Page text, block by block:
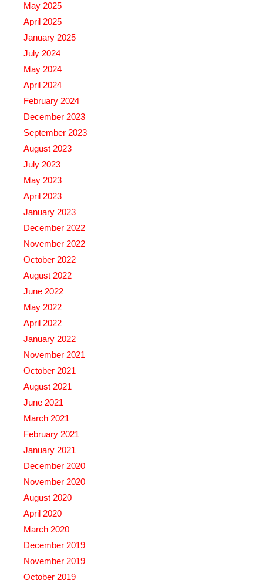
May 2025
April 2025
January 2025
July 2024
May 2024
April 2024
February 2024
December 2023
September 2023
August 2023
July 2023
May 2023
April 2023
January 2023
December 2022
November 2022
October 2022
August 2022
June 2022
May 2022
April 2022
January 2022
November 2021
October 2021
August 2021
June 2021
March 2021
February 2021
January 2021
December 2020
November 2020
August 2020
April 2020
March 2020
December 2019
November 2019
October 2019